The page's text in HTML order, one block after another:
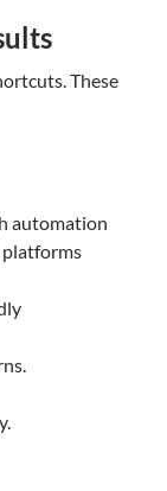
These
automation
platforms